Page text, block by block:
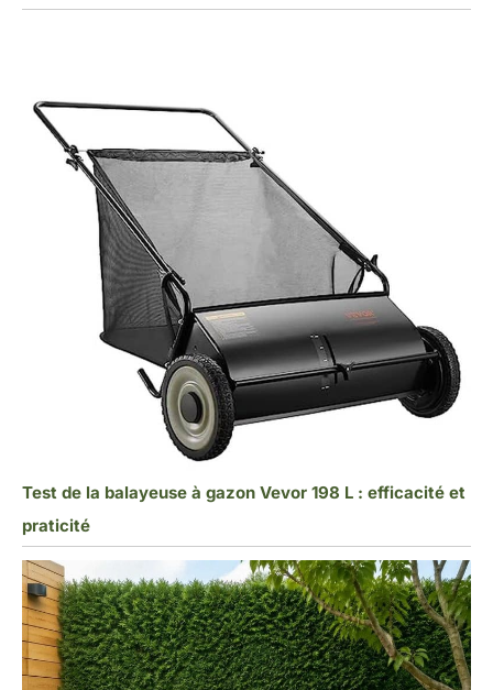
Test de la balayeuse à gazon Vevor 198 L : efficacité et
praticité